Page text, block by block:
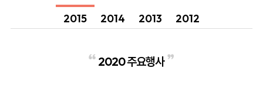
2015
2014 2013 2012
2020 주요행사